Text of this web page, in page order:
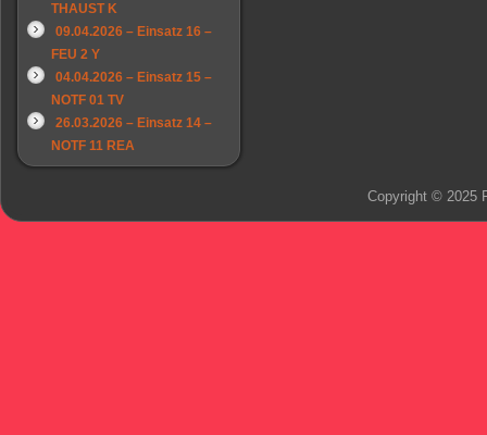
THAUST K
09.04.2026 – Einsatz 16 –
FEU 2 Y
04.04.2026 – Einsatz 15 –
NOTF 01 TV
26.03.2026 – Einsatz 14 –
NOTF 11 REA
Copyright © 2025